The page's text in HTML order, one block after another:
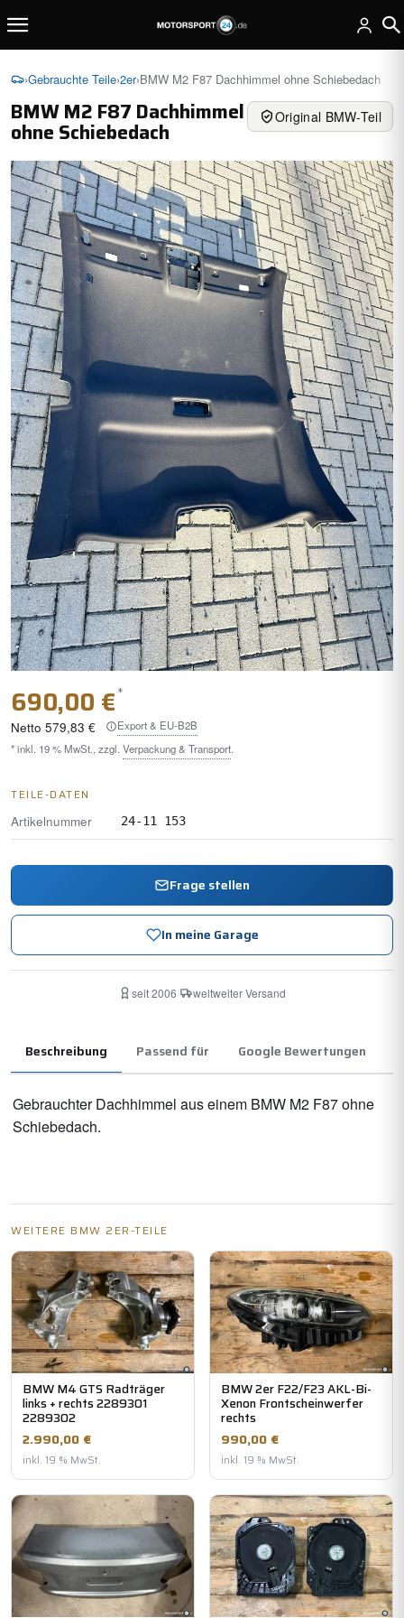
›Gebrauchte Teile›2er›BMW M2 F87 Dachhimmel ohne Schiebedach
BMW M2 F87 Dachhimmel
ohne Schiebedach
Original BMW-Teil
690,00 €*
Netto 579,83 €
Export & EU-B2B
* inkl. 19 % MwSt., zzgl. Verpackung & Transport.
TEILE-DATEN
Artikelnummer
24-11 153
Frage stellen
In meine Garage
seit 2006· weltweiter Versand
Beschreibung Passend für Google Bewertungen
Gebrauchter Dachhimmel aus einem BMW M2 F87 ohne
Schiebedach.
WEITERE BMW 2ER-TEILE
BMW M4 GTS Radträger
links + rechts 2289301
2289302
2.990,00 €
inkl. 19 % MwSt.
BMW 2er F22/F23 AKL-Bi-
Xenon Frontscheinwerfer
rechts
990,00 €
inkl. 19 % MwSt.